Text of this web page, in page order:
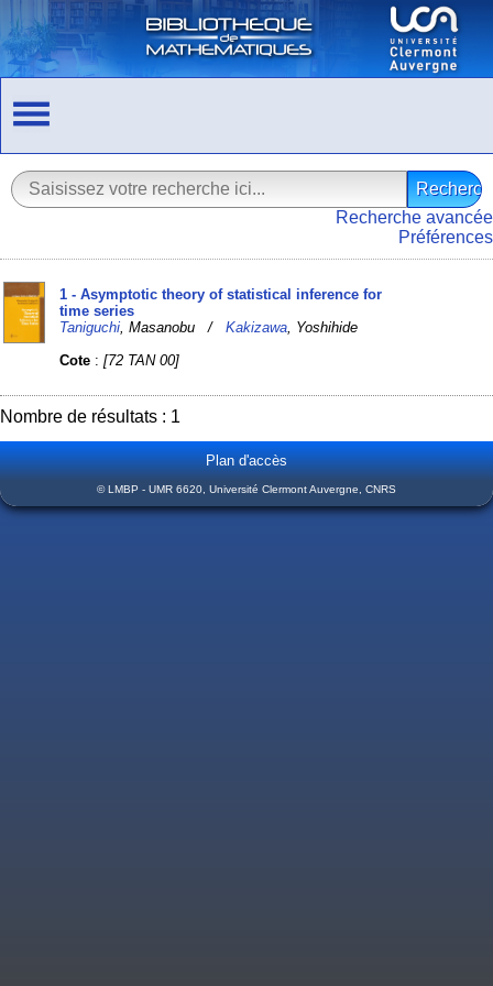
Recherche avancée
Préférences
1 - Asymptotic theory of statistical inference for
time series
Taniguchi , Masanobu /Kakizawa , Yoshihide
Cote :[72 TAN 00]
Nombre de résultats : 1
Plan d'accès
© LMBP - UMR 6620, Université Clermont Auvergne, CNRS